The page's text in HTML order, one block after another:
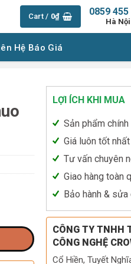
Cart / 0₫ 0859 455
Hà Nội
Hệ Báo Giá
LỢI ÍCH KHI MUA
Sản phẩm chính
Giá luôn tốt nhất
Tư vấn chuyên
Giao hàng toàn
Bảo hành &
CÔNG TY TNHH
CÔNG NGHỆ
Cổ Hiền, Tuyết